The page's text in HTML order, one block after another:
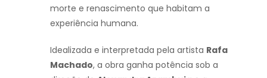
morte e renascimento que habitam a
experiência humana.
Idealizada e interpretada pela artista Rafa
Machado, a obra ganha potência sob a